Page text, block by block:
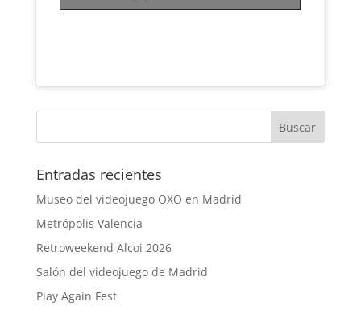
Entradas recientes
Museo del videojuego OXO en Madrid
Metrópolis Valencia
Retroweekend Alcoi 2026
Salón del videojuego de Madrid
Play Again Fest